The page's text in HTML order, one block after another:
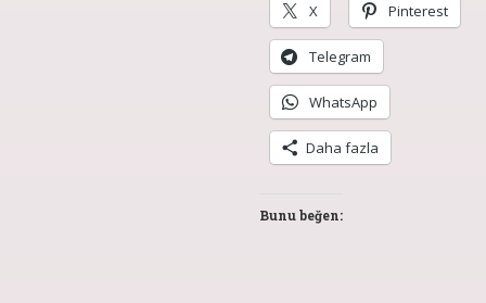
X Pinterest
Telegram
WhatsApp
Daha fazla
Bunu beğen: